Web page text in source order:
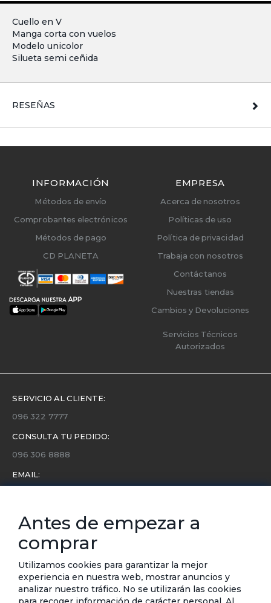
Cuello en V
Manga corta con vuelos
Modelo unicolor
Silueta semi ceñida
RESEÑAS
INFORMACIÓN
Métodos de envío
Comprobantes electrónicos
Métodos de pago
CD PLANETA
EMPRESA
Acerca de nosotros
Políticas de uso
Política de privacidad
Trabaja con nosotros
Contáctanos
Nuestras tiendas
Cambios y Devoluciones
Servicios Técnicos
Autorizados
SERVICIO AL CLIENTE:
096 322 7777
CONSULTA TU PEDIDO:
096 306 8888
EMAIL:
Conoce toda la información sobre últimas colecciones,
eventos y ofertas.
Subscríbete a nuestro newsletter
SUSCRIBIRSE
Antes de empezar a
comprar
Utilizamos cookies para garantizar la mejor
experiencia en nuestra web, mostrar anuncios y
analizar nuestro tráfico. No se utilizarán las cookies